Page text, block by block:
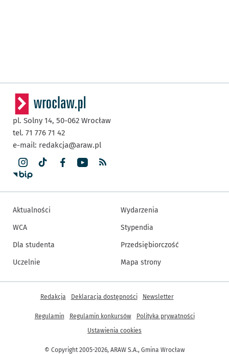
pl. Solny 14, 50-062 Wrocław
tel. 71 776 71 42
e-mail: redakcja@araw.pl
Aktualności
WCA
Dla studenta
Uczelnie
Wydarzenia
Stypendia
Przedsiębiorczość
Mapa strony
© Copyright 2005-2026, ARAW S.A., Gmina Wrocław
Inne informacje
Redakcja Deklaracja dostępności Newsletter
Regulamin Regulamin konkursów
Polityka prywatności
Ustawienia cookies